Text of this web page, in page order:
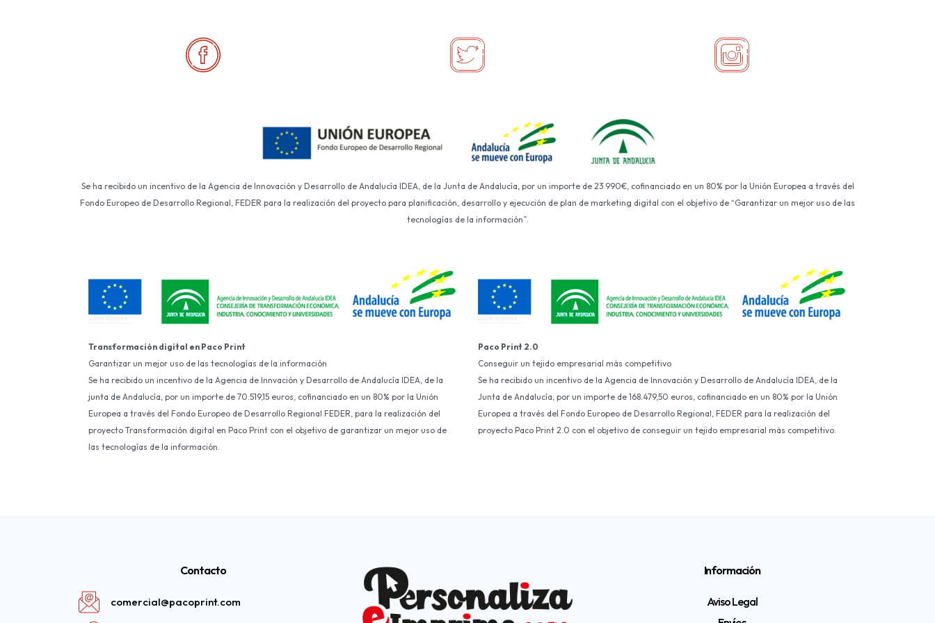
Se ha recibido un incentivo de la Agencia de Innovación y Desarrollo de Andalucía IDEA, de la Junta de Andalucía, por un importe de 23.990€, cofinanciado en un 80% por la Unión Europea a través del
Fondo Europeo de Desarrollo Regional, FEDER para la realización del proyecto para planificación, desarrollo y ejecución de plan de marketing digital con el objetivo de “Garantizar un mejor uso de las
tecnologías de la información”.
Transformación digital en Paco Print
Garantizar un mejor uso de las tecnologías de la información
Se ha recibido un incentivo de la Agencia de Innvación y Desarrollo de Andalucía IDEA, de la
junta de Andalucía, por un importe de 70.519,15 euros, cofinanciado en un 80% por la Unión
Europea a través del Fondo Europeo de Desarrollo Regional FEDER, para la realización del
proyecto Transformación digital en Paco Print con el objetivo de garantizar un mejor uso de
las tecnologías de la información.
Paco Print 2.0
Conseguir un tejido empresarial más competitivo
Se ha recibido un incentivo de la Agencia de Innovación y Desarrollo de Andalucía IDEA, de la
Junta de Andalucía, por un importe de 168.479,50 euros, cofinanciado en un 80% por la Unión
Europea a través del Fondo Europeo de Desarrollo Regional, FEDER para la realización del
proyecto Paco Print 2.0 con el objetivo de conseguir un tejido empresarial más competitivo.
Contacto
comercial@pacoprint.com
Información
Aviso Legal